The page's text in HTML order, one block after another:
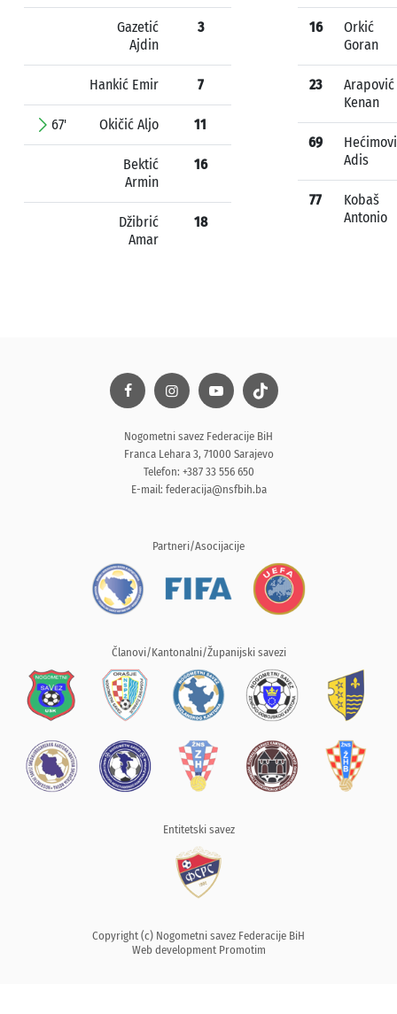
Gazetić
Ajdin
3
Hankić Emir 7
67' Okičić Aljo 11
Bektić
Armin
16
Džibrić
Amar
18
16
Orkić
Goran
23
Arapović
Kenan
69
Adis
77
Kobaš
Antonio
Nogometni savez Federacije BiH
Franca Lehara 3, 71000 Sarajevo
Telefon: +387 33 556 650
E-mail: federacija@nsfbih.ba
Partneri/Asocijacije
Članovi/Kantonalni/Županijski savezi
Entitetski savez
Copyright (c) Nogometni savez Federacije BiH
Web development Promotim